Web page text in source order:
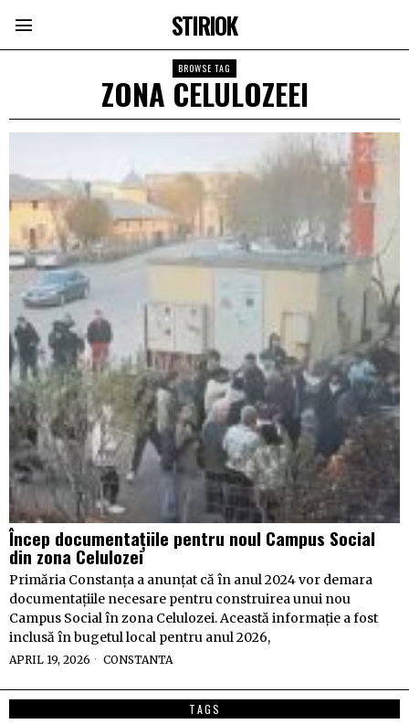
STIRIOK
BROWSE TAG
ZONA CELULOZEEI
Încep documentațiile pentru noul Campus Social
din zona Celulozei
Primăria Constanța a anunțat că în anul 2024 vor demara
documentațiile necesare pentru construirea unui nou
Campus Social în zona Celulozei. Această informație a fost
inclusă în bugetul local pentru anul 2026,
APRIL 19, 2026 CONSTANTA
TAGS